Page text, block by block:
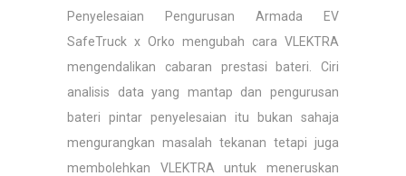
Penyelesaian Pengurusan Armada EV
SafeTruck x Orko mengubah cara VLEKTRA
mengendalikan cabaran prestasi bateri. Ciri
analisis data yang mantap dan pengurusan
bateri pintar penyelesaian itu bukan sahaja
mengurangkan masalah tekanan tetapi juga
membolehkan VLEKTRA untuk meneruskan